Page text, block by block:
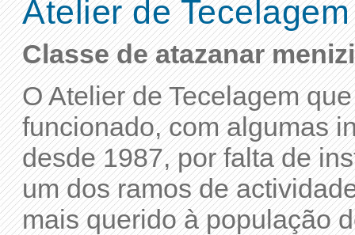
Atelier de Tecelagem
Classe de atazanar
O Atelier de Tecelagem
funcionado, com algumas
desde 1987, por falta de
um dos ramos de
mais querido à população